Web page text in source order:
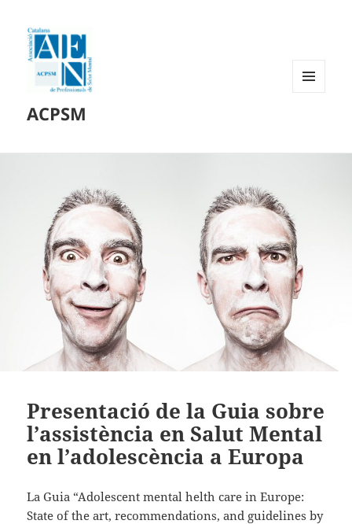
ACPSM
Presentació de la Guia sobre
l’assistència en Salut Mental
en l’adolescència a Europa
La Guia “Adolescent mental helth care in Europe:
State of the art, recommendations, and guidelines by